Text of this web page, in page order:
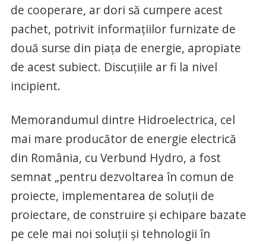
de cooperare, ar dori să cumpere acest
pachet, potrivit informaţiilor furnizate de
două surse din piaţa de energie, apropiate
de acest subiect. Discuţiile ar fi la nivel
incipient.
Memorandumul dintre Hidroelectrica, cel
mai mare producător de energie electrică
din România, cu Verbund Hydro, a fost
semnat „pentru dezvoltarea în comun de
proiecte, implementarea de soluții de
proiectare, de construire și echipare bazate
pe cele mai noi soluții și tehnologii în